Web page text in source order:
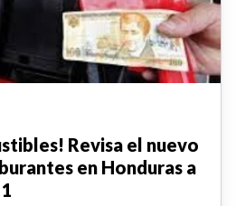
Revisa el nuevo
en Honduras a